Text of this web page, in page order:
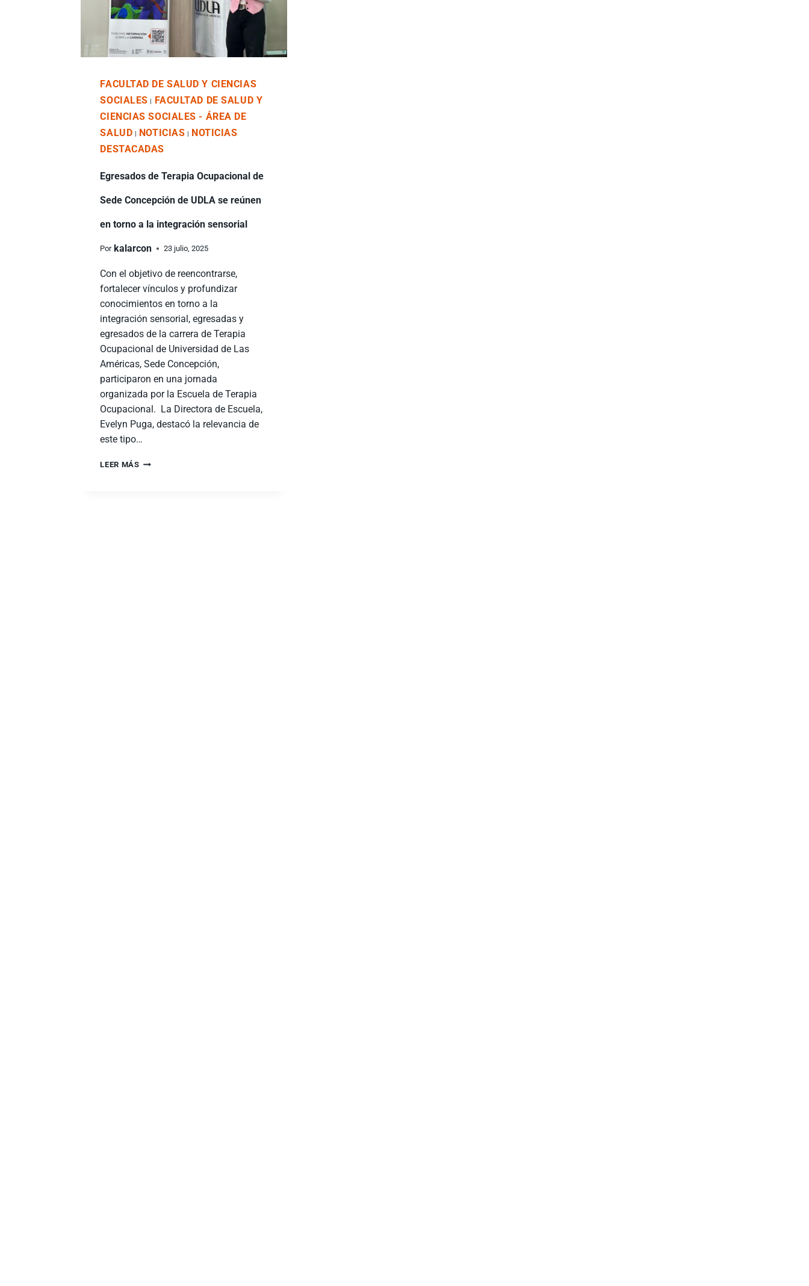
FACULTAD DE SALUD Y CIENCIAS
SOCIALES | FACULTAD DE SALUD Y
CIENCIAS SOCIALES - ÁREA DE
SALUD | NOTICIAS | NOTICIAS
DESTACADAS
Egresados de Terapia Ocupacional de
Sede Concepción de UDLA se reúnen
en torno a la integración sensorial
Por kalarcon 23 julio, 2025
Con el objetivo de reencontrarse,
fortalecer vínculos y profundizar
conocimientos en torno a la
integración sensorial, egresadas y
egresados de la carrera de Terapia
Ocupacional de Universidad de Las
Américas, Sede Concepción,
participaron en una jornada
organizada por la Escuela de Terapia
Ocupacional. La Directora de Escuela,
Evelyn Puga, destacó la relevancia de
este tipo…
LEER MÁS